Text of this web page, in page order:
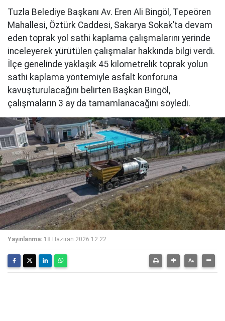
Tuzla Belediye Başkanı Av. Eren Ali Bingöl, Tepeören
Mahallesi, Öztürk Caddesi, Sakarya Sokak’ta devam
eden toprak yol sathi kaplama çalışmalarını yerinde
inceleyerek yürütülen çalışmalar hakkında bilgi verdi.
İlçe genelinde yaklaşık 45 kilometrelik toprak yolun
sathi kaplama yöntemiyle asfalt konforuna
kavuşturulacağını belirten Başkan Bingöl,
çalışmaların 3 ay da tamamlanacağını söyledi.
Yayınlanma: 18 Haziran 2026 12:22